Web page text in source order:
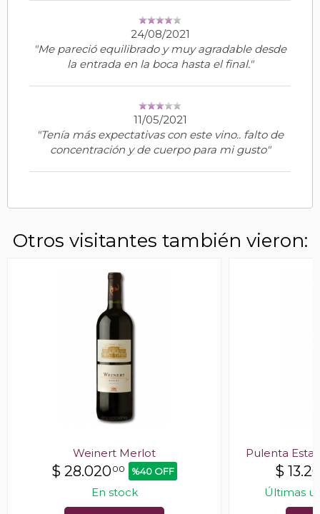
24/08/2021
"Me pareció equilibrado y muy agradable desde
la entrada en la boca hasta el final."
11/05/2021
"Tenía más expectativas con este vino.. falto de
concentración y de cuerpo para mi gusto"
Otros visitantes también vieron:
Weinert Merlot
$ 28.02000 %40 OFF
En stock
Pulenta
$
Últimas